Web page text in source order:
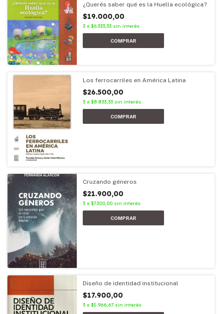
¿Querés saber qué es la Huella ecológica?
$19.000,00
3 x $6.333,33 sin interés
Los ferrocarriles en América Latina
$26.500,00
3 x $8.833,33 sin interés
Cruzando géneros
$21.900,00
3 x $7.300,00 sin interés
Diseño de identidad institucional
$17.900,00
3 x $5.966,67 sin interés